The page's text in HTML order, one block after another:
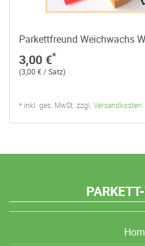
Parkettfreund Weichwachs
3,00 €*
(3,00 € / Satz)
* inkl. ges. MwSt. zzgl. Versandkosten